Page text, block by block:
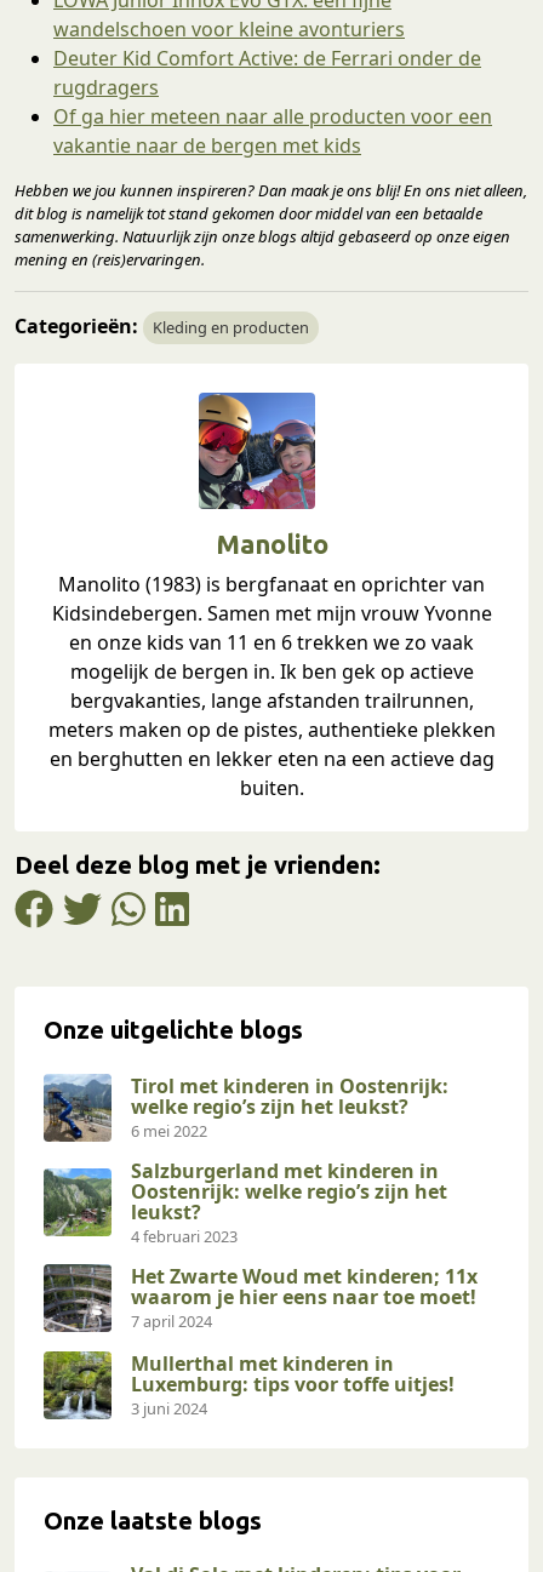
wandelschoen voor kleine avonturiers
Deuter Kid Comfort Active: de Ferrari onder de
rugdragers
Of ga hier meteen naar alle producten voor een
vakantie naar de bergen met kids
Hebben we jou kunnen inspireren? Dan maak je ons blij! En ons niet alleen,
dit blog is namelijk tot stand gekomen door middel van een betaalde
samenwerking. Natuurlijk zijn onze blogs altijd gebaseerd op onze eigen
mening en (reis)ervaringen.
Categorieën: Kleding en producten
Manolito
Manolito (1983) is bergfanaat en oprichter van
Kidsindebergen. Samen met mijn vrouw Yvonne
en onze kids van 11 en 6 trekken we zo vaak
mogelijk de bergen in. Ik ben gek op actieve
bergvakanties, lange afstanden trailrunnen,
meters maken op de pistes, authentieke plekken
en berghutten en lekker eten na een actieve dag
buiten.
Deel deze blog met je vrienden:
Onze uitgelichte blogs
Tirol met kinderen in Oostenrijk:
welke regio’s zijn het leukst?
6 mei 2022
Salzburgerland met kinderen in
Oostenrijk: welke regio’s zijn het
leukst?
4 februari 2023
Het Zwarte Woud met kinderen; 11x
waarom je hier eens naar toe moet!
7 april 2024
Mullerthal met kinderen in
Luxemburg: tips voor toffe uitjes!
3 juni 2024
Onze laatste blogs